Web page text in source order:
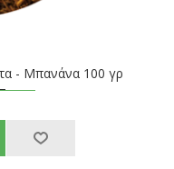
- Μπανάνα 100 γρ